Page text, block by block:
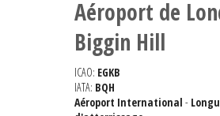
Aéroport de
Biggin Hill
ICAO: EGKB
IATA: BQH
Aéroport International -